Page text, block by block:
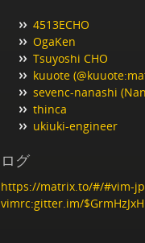
4513ECHO
OgaKen
Tsuyoshi CHO
kuuote
sevenc-nanashi
thinca
ukiuki-engineer
ログ
https://matrix.to/#/#vim-
vimrc:gitter.im/